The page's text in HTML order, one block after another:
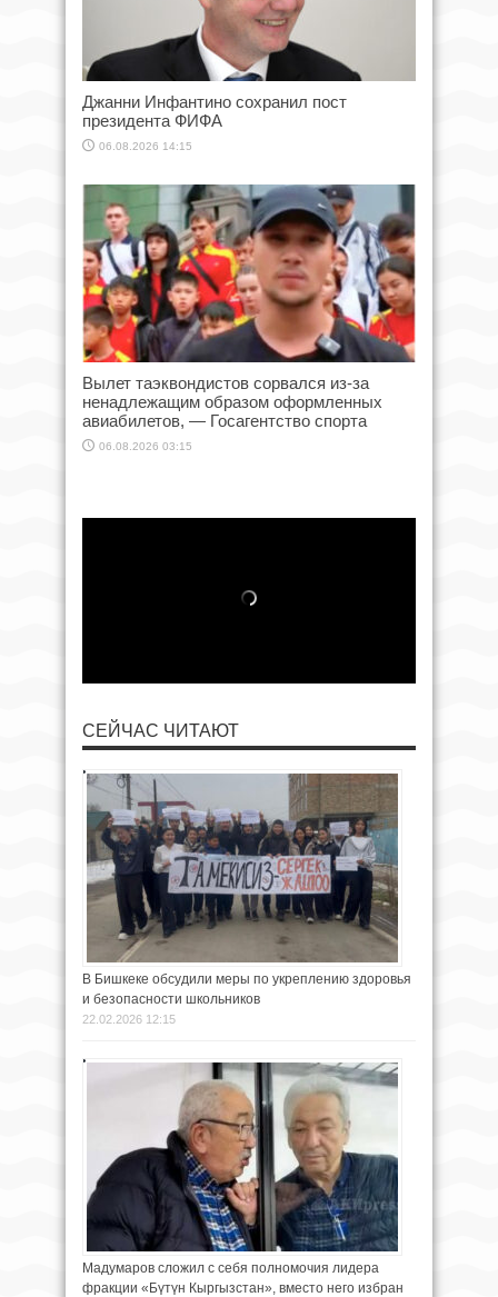
Джанни Инфантино сохранил пост
президента ФИФА
06.08.2026 14:15
Вылет таэквондистов сорвался из-за
ненадлежащим образом оформленных
авиабилетов, — Госагентство спорта
06.08.2026 03:15
СЕЙЧАС ЧИТАЮТ
В Бишкеке обсудили меры по укреплению здоровья
и безопасности школьников
22.02.2026 12:15
Мадумаров сложил с себя полномочия лидера
фракции «Бүтүн Кыргызстан», вместо него избран